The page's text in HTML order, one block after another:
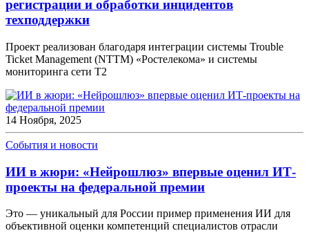
регистрации и обработки инцидентов
техподдержки
Проект реализован благодаря интеграции системы Trouble
Ticket Management (NTTM) «Ростелекома» и системы
мониторинга сети Т2
14 Ноября, 2025
События и новости
ИИ в жюри: «Нейрошлюз» впервые оценил ИТ-
проекты на федеральной премии
Это — уникальный для России пример применения ИИ для
объективной оценки компетенций специалистов отрасли